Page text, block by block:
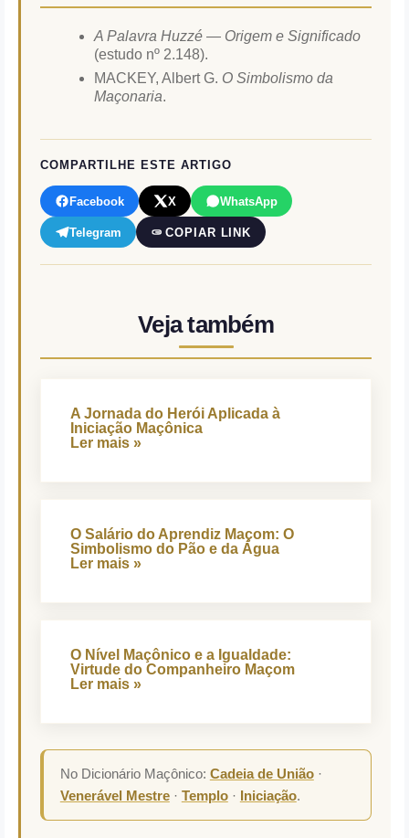
A Palavra Huzzé — Origem e Significado
(estudo nº 2.148).
MACKEY, Albert G. O Simbolismo da
Maçonaria.
COMPARTILHE ESTE ARTIGO
Facebook X WhatsApp
Telegram COPIAR LINK
Veja também
A Jornada do Herói Aplicada à
Iniciação Maçônica
Ler mais »
O Salário do Aprendiz Maçom: O
Simbolismo do Pão e da Água
Ler mais »
O Nível Maçônico e a Igualdade:
Virtude do Companheiro Maçom
Ler mais »
No Dicionário Maçônico: Cadeia de União·
Venerável Mestre· Templo· Iniciação.